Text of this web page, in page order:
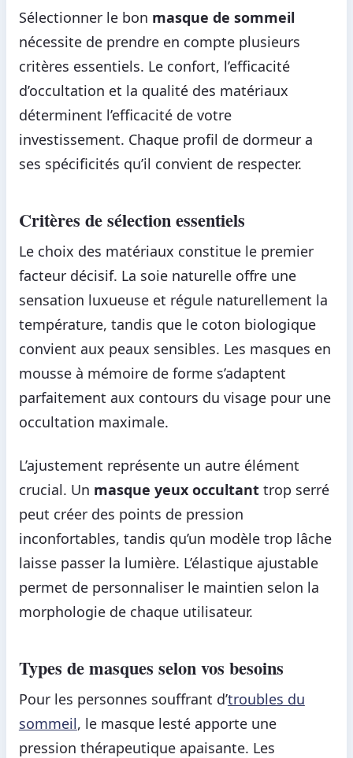
Sélectionner le bon masque de sommeil
nécessite de prendre en compte plusieurs
critères essentiels. Le confort, l’efficacité
d’occultation et la qualité des matériaux
déterminent l’efficacité de votre
investissement. Chaque profil de dormeur a
ses spécificités qu’il convient de respecter.
Critères de sélection essentiels
Le choix des matériaux constitue le premier
facteur décisif. La soie naturelle offre une
sensation luxueuse et régule naturellement la
température, tandis que le coton biologique
convient aux peaux sensibles. Les masques en
mousse à mémoire de forme s’adaptent
parfaitement aux contours du visage pour une
occultation maximale.
L’ajustement représente un autre élément
crucial. Un masque yeux occultanttrop serré
peut créer des points de pression
inconfortables, tandis qu’un modèle trop lâche
laisse passer la lumière. L’élastique ajustable
permet de personnaliser le maintien selon la
morphologie de chaque utilisateur.
Types de masques selon vos besoins
Pour les personnes souffrant d’troubles du
sommeil, le masque lesté apporte une
pression thérapeutique apaisante. Les